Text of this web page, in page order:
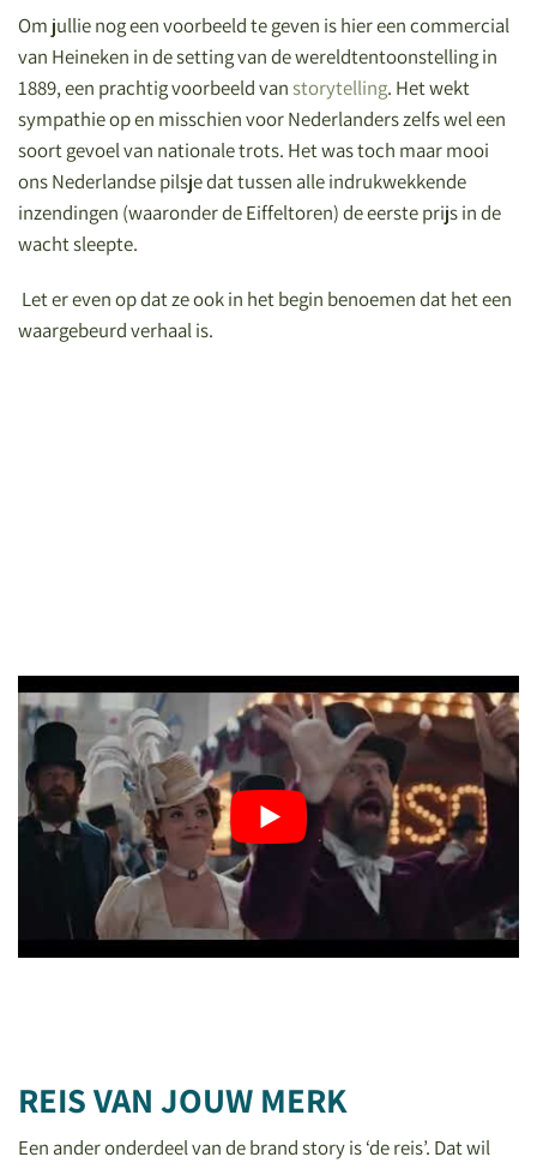
Om jullie nog een voorbeeld te geven is hier een commercial
van Heineken in de setting van de wereldtentoonstelling in
1889, een prachtig voorbeeld van storytelling. Het wekt
sympathie op en misschien voor Nederlanders zelfs wel een
soort gevoel van nationale trots. Het was toch maar mooi
ons Nederlandse pilsje dat tussen alle indrukwekkende
inzendingen (waaronder de Eiffeltoren) de eerste prijs in de
wacht sleepte.
Let er even op dat ze ook in het begin benoemen dat het een
waargebeurd verhaal is.
REIS VAN JOUW MERK
Een ander onderdeel van de brand story is ‘de reis’. Dat wil